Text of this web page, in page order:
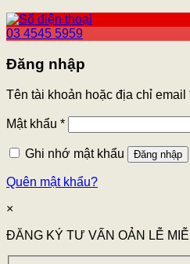
03 4545 5959
Đăng nhập
Tên tài khoản hoặc địa chỉ email
Mật khẩu *
Ghi nhớ mật khẩu Đăng nhập
Quên mật khẩu?
×
ĐĂNG KÝ TƯ VẤN OẢN LỄ